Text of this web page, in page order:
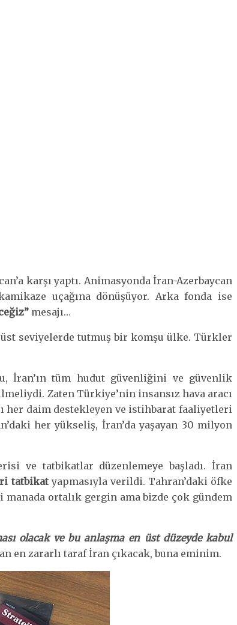
karşı yaptı. Animasyonda İran-Azerbaycan
uçağına dönüşüyor. Arka fonda ise
mesajı…
seviyelerde tutmuş bir komşu ülke. Türkler
İran’ın tüm hudut güvenliğini ve güvenlik
Zaten Türkiye’nin insansız hava aracı
her daim destekleyen ve istihbarat faaliyetleri
her yükseliş, İran’da yaşayan 30 milyon
ve tatbikatlar düzenlemeye başladı. İran
tatbikatyapmasıyla verildi. Tahran’daki öfke
manada ortalık gergin ama bizde çok gündem
olacak ve bu anlaşma en üst düzeyde kabul
en zararlı taraf İran çıkacak, buna eminim.